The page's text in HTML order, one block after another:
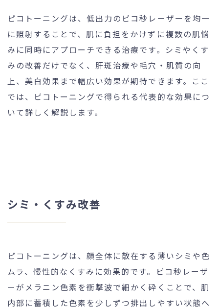
ピコトーニングは、低出力のピコ秒レーザーを均一
に照射することで、肌に負担をかけずに複数の肌悩
みに同時にアプローチできる治療です。シミやくす
みの改善だけでなく、肝斑治療や毛穴・肌質の向
上、美白効果まで幅広い効果が期待できます。ここ
では、ピコトーニングで得られる代表的な効果につ
いて詳しく解説します。
シミ・くすみ改善
ピコトーニングは、顔全体に散在する薄いシミや色
ムラ、慢性的なくすみに効果的です。ピコ秒レーザ
ーがメラニン色素を衝撃波で細かく砕くことで、肌
内部に蓄積した色素を少しずつ排出しやすい状態へ